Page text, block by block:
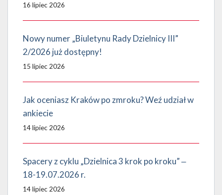
16 lipiec 2026
Nowy numer „Biuletynu Rady Dzielnicy III”
2/2026 już dostępny!
15 lipiec 2026
Jak oceniasz Kraków po zmroku? Weź udział w
ankiecie
14 lipiec 2026
Spacery z cyklu „Dzielnica 3 krok po kroku” ‒
18-19.07.2026 r.
14 lipiec 2026